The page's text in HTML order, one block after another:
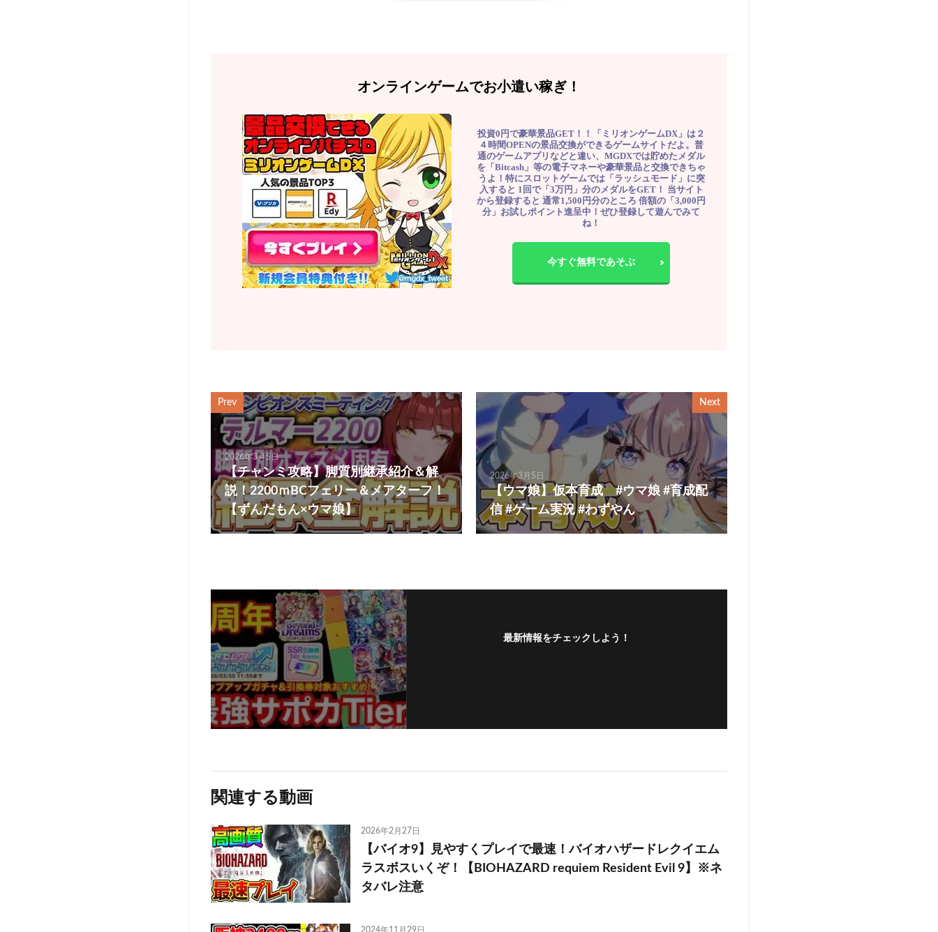
オンラインゲームでお小遣い稼ぎ！
投資0円で豪華景品GET！！「ミリオンゲームDX」は２
４時間OPENの景品交換ができるゲームサイトだよ。普
通のゲームアプリなどと違い、MGDXでは貯めたメダル
を「Bitcash」等の電子マネーや豪華景品と交換できちゃ
うよ！特にスロットゲームでは「ラッシュモード」に突
入すると 1回で「3万円」分のメダルをGET！ 当サイト
から登録すると 通常1,500円分のところ 倍額の「3,000円
分」お試しポイント進呈中！ぜひ登録して遊んでみて
ね！
今すぐ無料であそぶ
Prev
2026年3月5日
【チャンミ攻略】脚質別継承紹介＆解
説！2200ｍBCフェリー＆メアターフ！
【ずんだもん×ウマ娘】
Next
2026年3月5日
【ウマ娘】仮本育成 #ウマ娘 #育成配
信 #ゲーム実況 #わずやん
最新情報をチェックしよう！
関連する動画
2026年2月27日
【バイオ9】見やすくプレイで最速！バイオハザードレクイエム
ラスボスいくぞ！【BIOHAZARD requiem Resident Evil 9】※ネ
タバレ注意
2024年11月29日